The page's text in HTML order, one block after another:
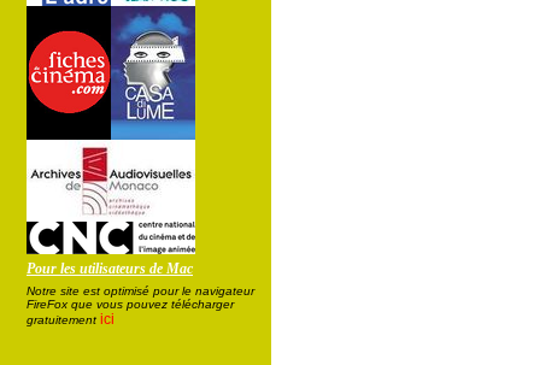
Pour les utilisateurs de Mac
Notre site est optimisé pour le navigateur
FireFox que vous pouvez télécharger
gratuitement ici